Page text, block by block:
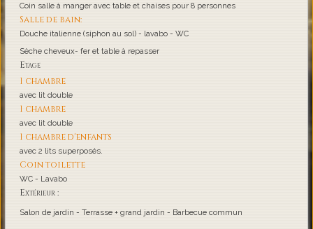
Coin salle à manger avec table et chaises pour 8 personnes
Salle de bain:
Douche italienne (siphon au sol) - lavabo - WC
Sèche cheveux- fer et table à repasser
Etage
1 chambre
avec lit double
1 chambre
avec lit double
1 chambre d'enfants
avec 2 lits superposés.
Coin toilette
WC - Lavabo
Extérieur :
Salon de jardin - Terrasse + grand jardin - Barbecue commun